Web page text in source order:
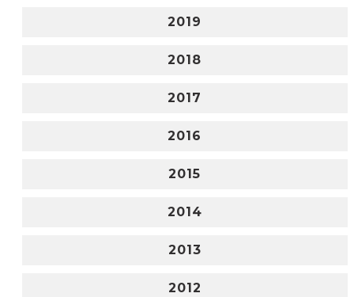
2019
2018
2017
2016
2015
2014
2013
2012